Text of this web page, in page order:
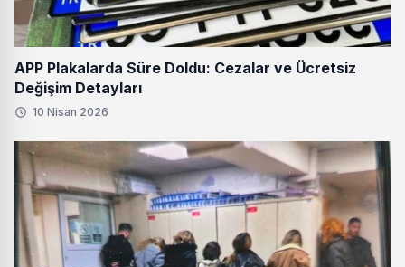
APP Plakalarda Süre Doldu: Cezalar ve Ücretsiz
Değişim Detayları
10 Nisan 2026